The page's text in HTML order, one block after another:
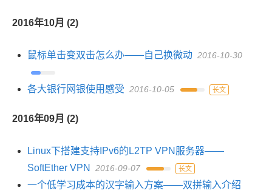
2016年10月 (2)
鼠标单击变双击怎么办——自己换微动 2016-10-30
各大银行网银使用感受 2016-10-05 长文
2016年09月 (2)
Linux下搭建支持IPv6的L2TP VPN服务器——
SoftEther VPN
2016-09-07 长文
一个低学习成本的汉字输入方案——双拼输入介绍